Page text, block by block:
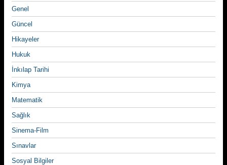
Genel
Güncel
Hikayeler
Hukuk
İnkılap Tarihi
Kimya
Matematik
Sağlık
Sinema-Film
Sınavlar
Sosyal Bilgiler